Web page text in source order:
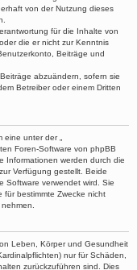
von der Nutzung dieses
für die Inhalte von
die er nicht zur Kenntnis
Beiträge und
abzuändern, sofern sie
Betreiber oder einem Dritten
unter der „
Foren-Software von phpBB
Informationen werden durch die
Verfügung gestellt. Beide
Software verwendet wird. Sie
bestimmte Zwecke nicht
Leben, Körper und Gesundheit
nur für Schäden,
zurückzuführen sind. Dies